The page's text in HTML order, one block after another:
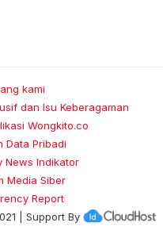
kami
dan Isu Keberagaman
Wongkito.co
Data Pribadi
News Indikator
Media Siber
Report
| Support By